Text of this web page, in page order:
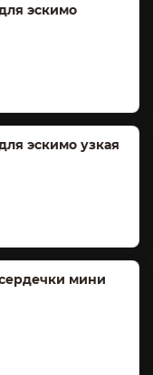
эскимо
эскимо узкая
мини